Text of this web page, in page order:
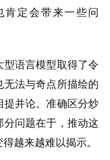
定会带来一些问
语言模型取得了令
法与奇点所描绘的
并论。准确区分炒
问题在于，推动这
越来越难以揭示。